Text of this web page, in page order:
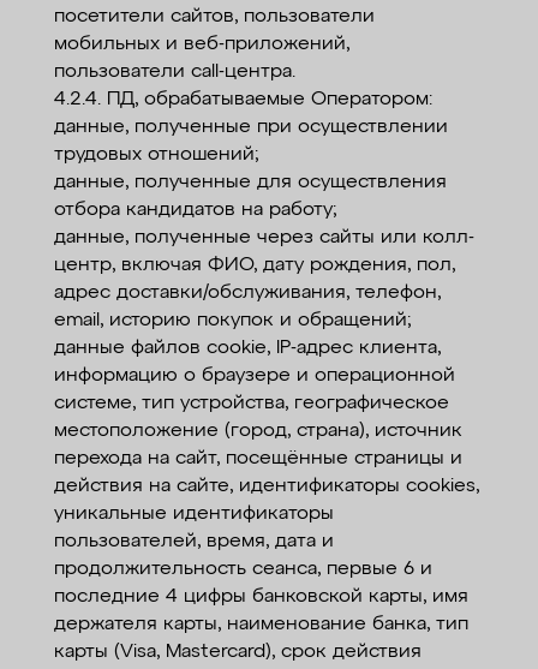
посетители сайтов, пользователи
мобильных и веб-приложений,
пользователи call-центра.
4.2.4. ПД, обрабатываемые Оператором:
данные, полученные при осуществлении
трудовых отношений;
данные, полученные для осуществления
отбора кандидатов на работу;
данные, полученные через сайты или колл-
центр, включая ФИО, дату рождения, пол,
адрес доставки/обслуживания, телефон,
email, историю покупок и обращений;
данные файлов cookie, IP-адрес клиента,
информацию о браузере и операционной
системе, тип устройства, географическое
местоположение (город, страна), источник
перехода на сайт, посещённые страницы и
действия на сайте, идентификаторы cookies,
уникальные идентификаторы
пользователей, время, дата и
продолжительность сеанса, первые 6 и
последние 4 цифры банковской карты, имя
держателя карты, наименование банка, тип
карты (Visa, Mastercard), срок действия